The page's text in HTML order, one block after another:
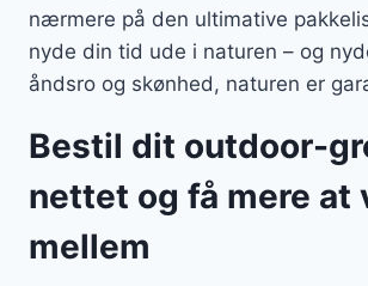
nærmere på den ultimative
nyde din tid ude i naturen – og
åndsro og skønhed, naturen er
Bestil dit outdoor-
nettet og få mere
mellem